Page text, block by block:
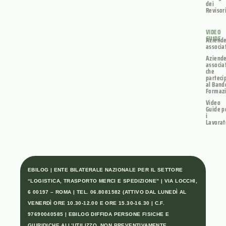
dei
VIDEO
GUIDE
che
al
Video
Guide
i
EBILOG | ENTE BILATERALE NAZIONALE PER IL SETTORE
“LOGISTICA, TRASPORTO MERCI E SPEDIZIONE” | VIA LOCCHI,
6 00197 – ROMA | TEL. 06.8081582 (ATTIVO DAL LUNEDÌ AL
VENERDÌ ORE 10.30-12.00 E ORE 15.30-16.30 | C.F.
97690040585 | EBILOG DIFFIDA PERSONE FISICHE E